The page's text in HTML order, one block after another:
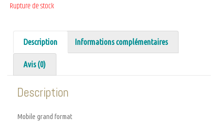
Rupture de stock
Description Informations complémentaires
Avis (0)
Description
Mobile grand format